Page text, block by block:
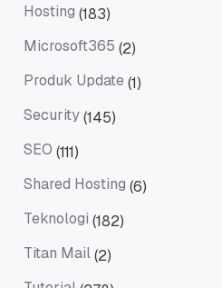
Hosting (183)
Microsoft365 (2)
Produk Update (1)
Security(145)
SEO (111)
Shared Hosting (6)
Teknologi (182)
Titan Mail(2)